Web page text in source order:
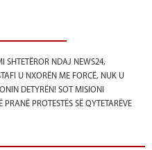
SHTETËROR NDAJ NEWS24,
U NXORËN ME FORCË, NUK U
DETYRËN! SOT MISIONI
PROTESTËS SË QYTETARËVE